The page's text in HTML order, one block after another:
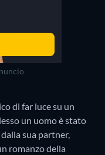
di far luce su un
un uomo è stato
sua partner,
romanzo della